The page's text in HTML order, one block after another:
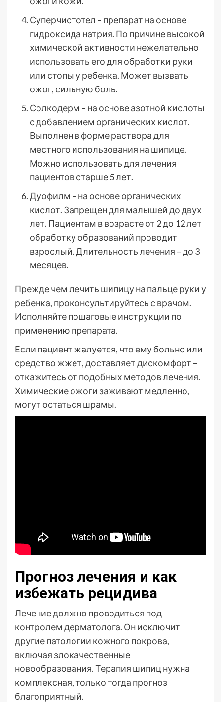
Суперчистотел – препарат на основе
гидроксида натрия. По причине высокой
химической активности нежелательно
использовать его для обработки руки
или стопы у ребенка. Может вызвать
ожог, сильную боль.
Солкодерм – на основе азотной кислоты
с добавлением органических кислот.
Выполнен в форме раствора для
местного использования на шипице.
Можно использовать для лечения
пациентов старше 5 лет.
Дуофилм – на основе органических
кислот. Запрещен для малышей до двух
лет. Пациентам в возрасте от 2 до 12 лет
обработку образований проводит
взрослый. Длительность лечения – до 3
месяцев.
Прежде чем лечить шипицу на пальце руки у
ребенка, проконсультируйтесь с врачом.
Исполняйте пошаговые инструкции по
применению препарата.
Если пациент жалуется, что ему больно или
средство жжет, доставляет дискомфорт –
откажитесь от подобных методов лечения.
Химические ожоги заживают медленно,
могут остаться шрамы.
Прогноз лечения и как
избежать рецидива
Лечение должно проводиться под
контролем дерматолога. Он исключит
другие патологии кожного покрова,
включая злокачественные
новообразования. Терапия шипиц нужна
комплексная, только тогда прогноз
благоприятный.